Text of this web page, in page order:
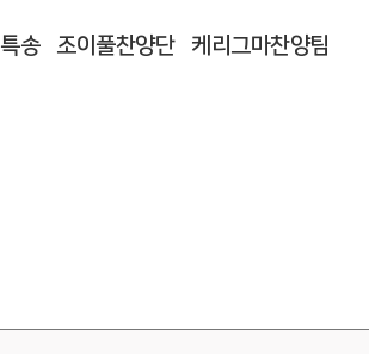
특송 조이풀찬양단 케리그마찬양팀